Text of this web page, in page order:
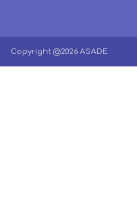
Copyright @2026 ASADE